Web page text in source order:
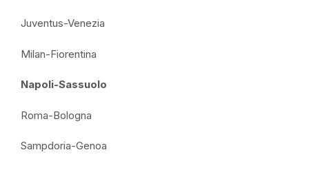
Juventus-Venezia
Milan-Fiorentina
Napoli-Sassuolo
Roma-Bologna
Sampdoria-Genoa